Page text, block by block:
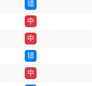
错
中
中
错
中